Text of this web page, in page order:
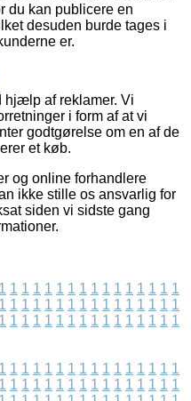
du kan publicere en
desuden burde tages i
er.
hjælp af reklamer. Vi
i form af at vi
godtgørelse om en af de
et køb.
og online forhandlere
ikke stille os ansvarlig for
siden vi sidste gang
1 1 1 1 1 1 1 1 1 1 1 1 1 1 1 1
1 1 1 1 1 1 1 1 1 1 1 1 1 1 1 1
1 1 1 1 1 1 1 1 1 1 1 1 1 1 1 1
1 1 1 1 1 1 1 1 1 1 1 1 1 1 1 1
1 1 1 1 1 1 1 1 1 1 1 1 1 1 1 1